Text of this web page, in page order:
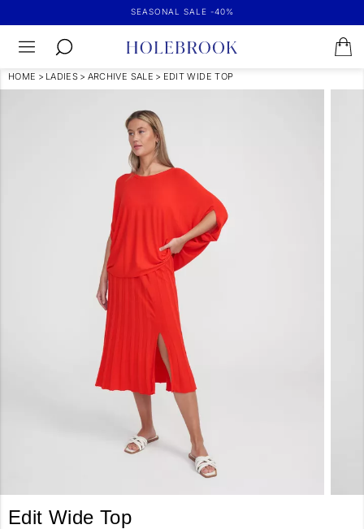
SEASONAL SALE -40%
HOME > LADIES > ARCHIVE SALE > EDIT WIDE TOP
Edit Wide Top